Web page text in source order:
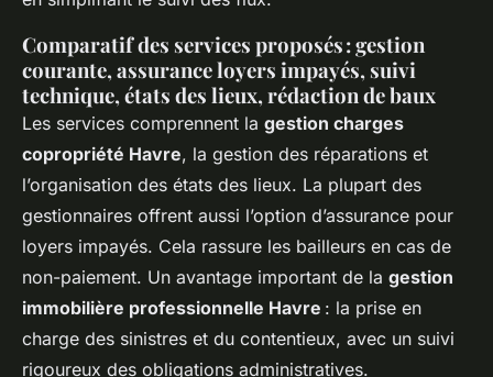
Comparatif des services proposés : gestion
courante, assurance loyers impayés, suivi
technique, états des lieux, rédaction de baux
Les services comprennent la gestion charges
copropriété Havre, la gestion des réparations et
l’organisation des états des lieux. La plupart des
gestionnaires offrent aussi l’option d’assurance pour
loyers impayés. Cela rassure les bailleurs en cas de
non-paiement. Un avantage important de la gestion
immobilière professionnelle Havre : la prise en
charge des sinistres et du contentieux, avec un suivi
rigoureux des obligations administratives.